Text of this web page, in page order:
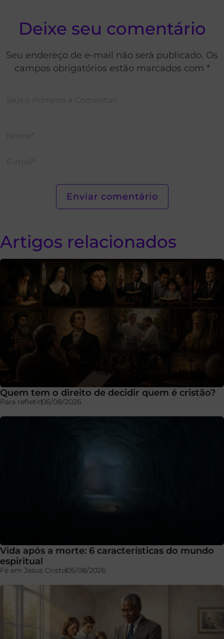
Deixe seu comentário
Seu endereço de e-mail não será publicado. Os
campos obrigatórios estão marcados com *
Artigos relacionados
Quem tem o direito de decidir quem é cristão?
Para refletir06/08/2026
Vida após a morte: 6 características do mundo
espiritual
Fé em Jesus Cristo05/08/2026